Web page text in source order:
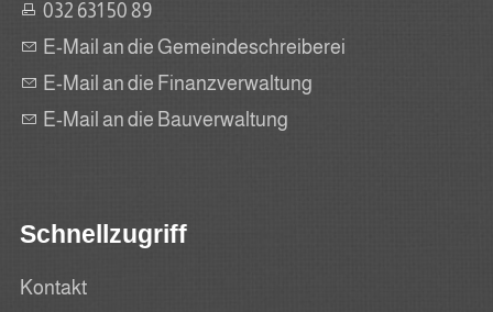
032 631 50 89
E-Mail an die Gemeindeschreiberei
E-Mail an die Finanzverwaltung
E-Mail an die Bauverwaltung
Schnellzugriff
Kontakt